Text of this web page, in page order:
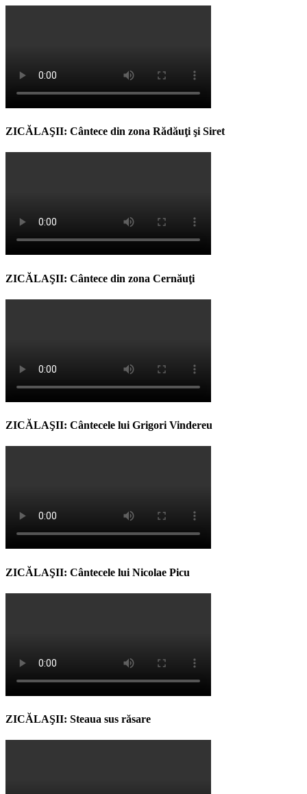
ZICĂLAŞII: Cântece din zona Rădăuţi şi Siret
ZICĂLAŞII: Cântece din zona Cernăuţi
ZICĂLAŞII: Cântecele lui Grigori Vindereu
ZICĂLAŞII: Cântecele lui Nicolae Picu
ZICĂLAŞII: Steaua sus răsare